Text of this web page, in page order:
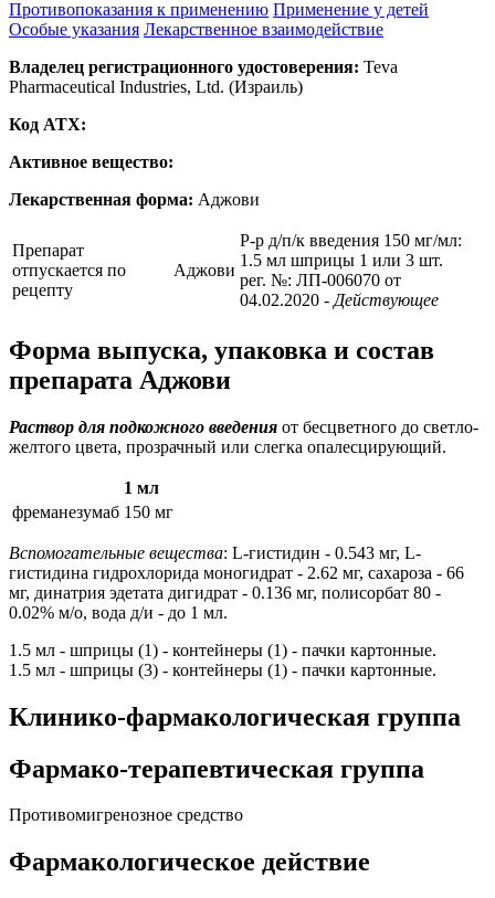
Противопоказания к применению Применение у детей
Особые указания Лекарственное взаимодействие
Владелец регистрационного удостоверения: Teva
Pharmaceutical Industries, Ltd. (Израиль)
Код ATX:
Активное вещество:
Лекарственная форма: Аджови
Препарат
отпускается по
рецепту
Аджови
Р-р д/п/к введения 150 мг/мл:
1.5 мл шприцы 1 или 3 шт.
рег. №: ЛП-006070 от
04.02.2020 - Действующее
Форма выпуска, упаковка и состав
препарата Аджови
Раствор для подкожного введения от бесцветного до светло-
желтого цвета, прозрачный или слегка опалесцирующий.
1 мл
фреманезумаб 150 мг
Вспомогательные вещества: L-гистидин - 0.543 мг, L-
гистидина гидрохлорида моногидрат - 2.62 мг, сахароза - 66
мг, динатрия эдетата дигидрат - 0.136 мг, полисорбат 80 -
0.02% м/о, вода д/и - до 1 мл.
1.5 мл - шприцы (1) - контейнеры (1) - пачки картонные.
1.5 мл - шприцы (3) - контейнеры (1) - пачки картонные.
Клинико-фармакологическая группа
Фармако-терапевтическая группа
Противомигренозное средство
Фармакологическое действие